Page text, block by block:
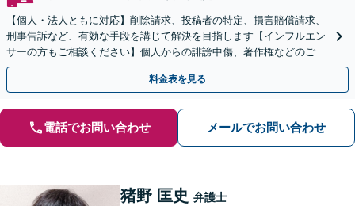
【個人・法人ともに対応】削除請求、投稿者の特定、損害賠償請求、
刑事告訴など、有効な手段を講じて解決を目指します【インフルエン
サーの方もご相談ください】個人からの誹謗中傷、著作権などのご相
談もお任せください【土日祝日面談可】
料金表を見る
電話でお問い合わせ メールでお問い合わせ
猪野 匡史 弁護士